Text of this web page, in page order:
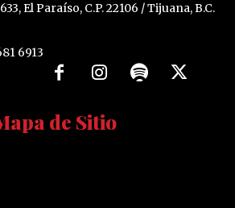
El Paraíso, C.P. 22106 / Tijuana, B.C.
6913
de Sitio